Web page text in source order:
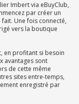
Imbert via eBuyClub,
par créer un
Une fois connecté,
vers la boutique
en profitant si besoin
avantages sont
de cette même
sites entre-temps,
enregistré par